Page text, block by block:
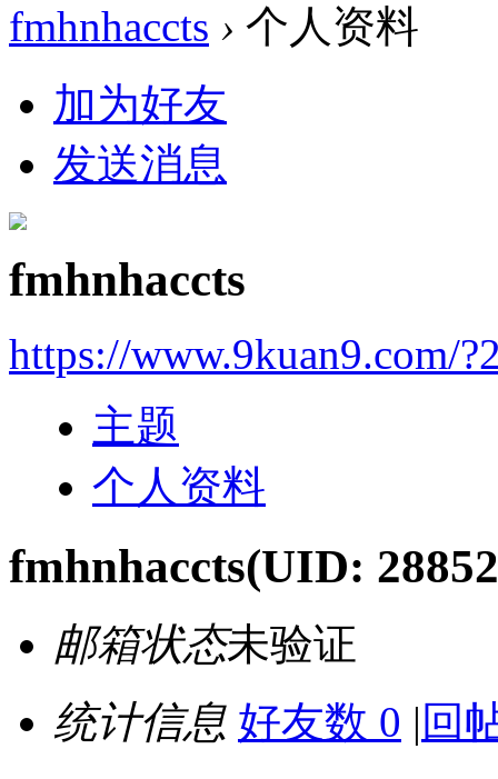
fmhnhaccts › 个人资料
加为好友
发送消息
fmhnhaccts
https://www.9kuan9.com/
主题
个人资料
fmhnhaccts(UID:
邮箱状态未验证
统计信息 好友数 0 | 回